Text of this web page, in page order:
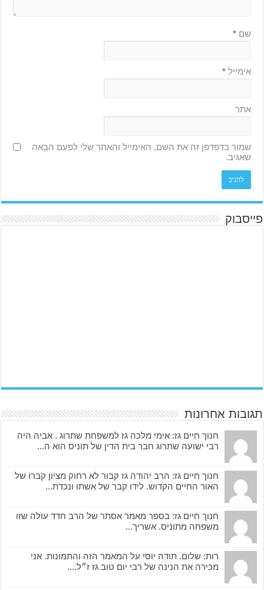
שם*
אימייל*
אתר
שמור בדפדפן זה את השם, האימייל והאתר שלי לפעם הבאה
שאגיב.
פייסבוק
תגובות אחרונות
חנוך חיים גז: אימי מלכה גז למשפחת שתרוג . אביה היה
רבי ישועה שתרוג חבר בית הדין של תוניס הוא ה...
חנוך חיים גז: הרב יהודה גז קבור לא רחוק מציון קברו של
האור החיים הקדוש. לידו קבר של אשתו ונכדת...
חנוך חיים גז: בספר מאמר אסתר של הרב חדד עולה שזו
משפחה מתוניס. אשריך...
רות: שלום. תודה יוסי על המאמר הזה והתמונות. אני
מכירה את הנינה של רבי יום טוב גז ז״ל....